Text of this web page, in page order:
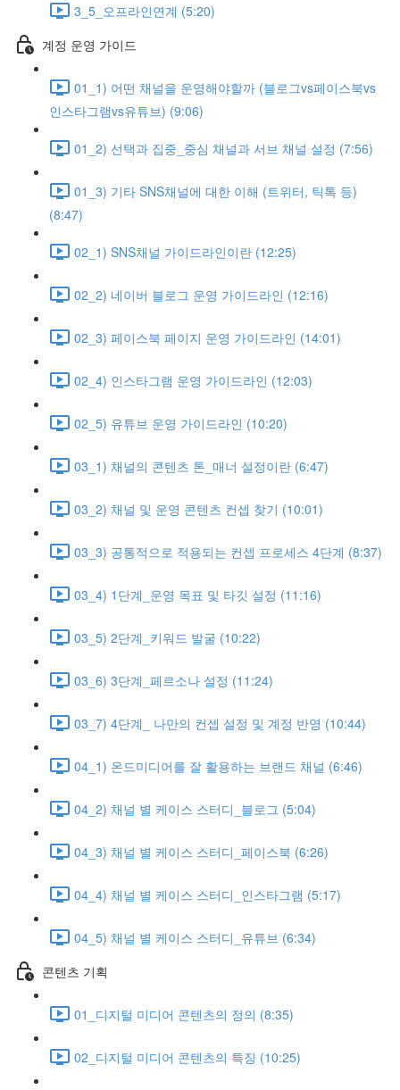
3_5_오프라인연계 (5:20)
계정 운영 가이드
01_1) 어떤 채널을 운영해야할까 (블로그vs페이스북vs
인스타그램vs유튜브) (9:06)
01_2) 선택과 집중_중심 채널과 서브 채널 설정 (7:56)
01_3) 기타 SNS채널에 대한 이해 (트위터, 틱톡 등)
(8:47)
02_1) SNS채널 가이드라인이란 (12:25)
02_2) 네이버 블로그 운영 가이드라인 (12:16)
02_3) 페이스북 페이지 운영 가이드라인 (14:01)
02_4) 인스타그램 운영 가이드라인 (12:03)
02_5) 유튜브 운영 가이드라인 (10:20)
03_1) 채널의 콘텐츠 톤_매너 설정이란 (6:47)
03_2) 채널 및 운영 콘텐츠 컨셉 찾기 (10:01)
03_3) 공통적으로 적용되는 컨셉 프로세스 4단계 (8:37)
03_4) 1단계_운영 목표 및 타깃 설정 (11:16)
03_5) 2단계_키워드 발굴 (10:22)
03_6) 3단계_페르소나 설정 (11:24)
03_7) 4단계_ 나만의 컨셉 설정 및 계정 반영 (10:44)
04_1) 온드미디어를 잘 활용하는 브랜드 채널 (6:46)
04_2) 채널 별 케이스 스터디_블로그 (5:04)
04_3) 채널 별 케이스 스터디_페이스북 (6:26)
04_4) 채널 별 케이스 스터디_인스타그램 (5:17)
04_5) 채널 별 케이스 스터디_유튜브 (6:34)
콘텐츠 기획
01_디지털 미디어 콘텐츠의 정의 (8:35)
02_디지털 미디어 콘텐츠의 특징 (10:25)